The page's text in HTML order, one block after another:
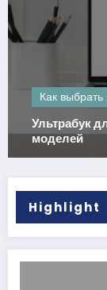
Как выбрать
Ультрабук
моделей
Highlight
работы